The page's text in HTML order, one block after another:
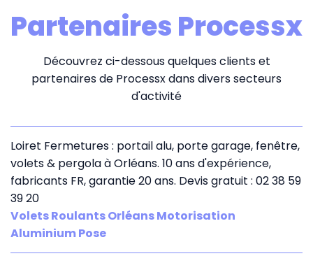
Partenaires Processx
Découvrez ci-dessous quelques clients et
partenaires de Processx dans divers secteurs
d'activité
Loiret Fermetures : portail alu, porte garage, fenêtre,
volets & pergola à Orléans. 10 ans d'expérience,
fabricants FR, garantie 20 ans. Devis gratuit : 02 38 59
39 20
Volets Roulants Orléans Motorisation
Aluminium Pose